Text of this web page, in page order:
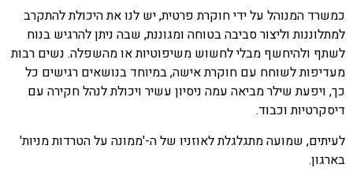
כמשרד המנוהל על ידי חוקרת פרטית, יש לנו את היכולת להתקרב
למתלוננותוליצור סביבה בטוחה ומגוננת, שבה ניתן להרגיש בנוח
לשתף ולהיחשף מבלילחשוש משיפוטיות או מהשפלה. נשים רבות
מעדיפות לשוחח עם חוקרת אישה,במיוחד בנושאים רגישים כל
כך, ויפעת שילר מביאה עמה ניסיון עשיר ויכולת לנהלחקירה עם
דיסקרטיות וכבוד.
לעיתים, שמועה מתגלגלת לאוזניו של ה-'ממונה על הטרדות מניות'
בארגון.